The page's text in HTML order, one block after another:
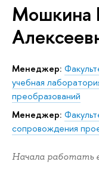
Мошкина
Менеджер:
учебная
преобразований
Менеджер:
сопровождения
Начала работать